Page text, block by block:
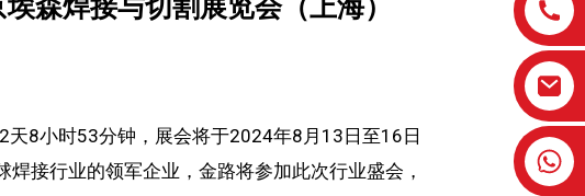
森焊接与切割展览会（上海）
8小时53分钟，展会将于2024年8月13日至16日
接行业的领军企业，金路将参加此次行业盛会，